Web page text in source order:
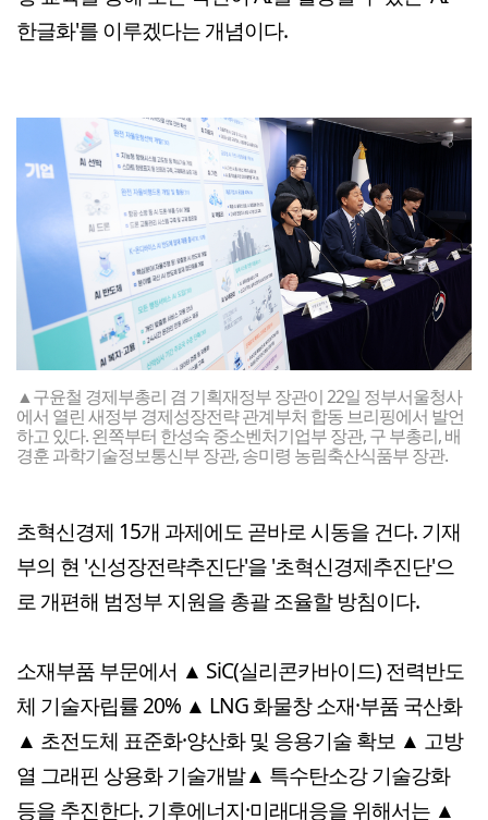
한글화'를 이루겠다는 개념이다.
▲구윤철 경제부총리 겸 기획재정부 장관이 22일 정부서울청사
에서 열린 새정부 경제성장전략 관계부처 합동 브리핑에서 발언
하고 있다. 왼쪽부터 한성숙 중소벤처기업부 장관, 구 부총리, 배
경훈 과학기술정보통신부 장관, 송미령 농림축산식품부 장관.
초혁신경제 15개 과제에도 곧바로 시동을 건다. 기재
부의 현 '신성장전략추진단'을 '초혁신경제추진단'으
로 개편해 범정부 지원을 총괄 조율할 방침이다.
소재부품 부문에서 ▲ SiC(실리콘카바이드) 전력반도
체 기술자립률 20% ▲ LNG 화물창 소재·부품 국산화
▲ 초전도체 표준화·양산화 및 응용기술 확보 ▲ 고방
열 그래핀 상용화 기술개발▲ 특수탄소강 기술강화
등을 추진한다. 기후에너지·미래대응을 위해서는 ▲